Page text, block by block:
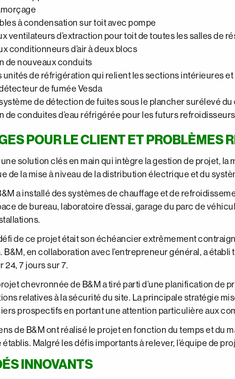
à condensation sur toit avec pompe
ventilateurs d’extraction pour toit de toutes les salles de
conditionneurs d’air à deux blocs
de nouveaux conduits
unités de réfrigération qui relient les sections intérieures
de fumée Vesda
de détection de fuites sous le plancher surélevé
de conduites d’eau réfrigérée pour les futurs
POUR LE CLIENT ET PROBLÈMES
solution clés en main qui intègre la gestion de projet, la
de la mise à niveau de la distribution électrique et du
a installé des systèmes de chauffage et de
de bureau, laboratoire d’essai, garage du parc de
de ce projet était son échéancier extrêmement
en collaboration avec l’entrepreneur général, a
24, 7 jours sur 7.
chevronnée de B&M a tiré parti d’une planification
relatives à la sécurité du site. La principale stratégie
prospectifs en portant une attention particulière aux
de B&M ont réalisé le projet en fonction du temps et du
Malgré les défis importants à relever, l’équipe de
INNOVANTS